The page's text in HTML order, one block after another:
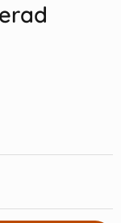
129 kr/st